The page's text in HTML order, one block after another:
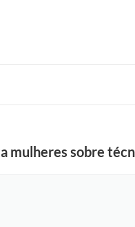
mulheres sobre